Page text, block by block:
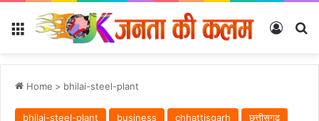
Menu Log In
Home > bhilai-steel-plant
bhilai-steel-plant business chhattisgarh
छत्तीसगढ़